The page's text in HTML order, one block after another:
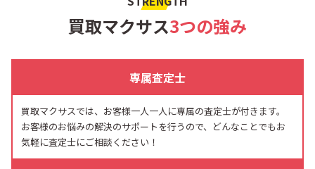
買取マクサス3つの強み
専属査定士
買取マクサスでは、お客様一人一人に専属の査定士が付きます。
お客様のお悩みの解決のサポートを行うので、どんなことでもお
気軽に査定士にご相談ください！